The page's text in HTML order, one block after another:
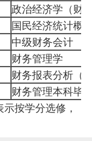
政治经济学（财
国民经济统计概
中级财务会计
财务管理学
财务报表分析（
财务管理本科毕
按学分选修，